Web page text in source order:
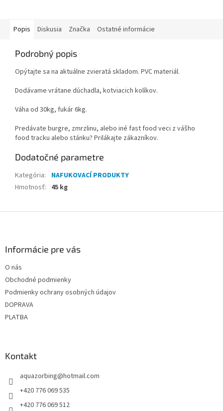
Popis Diskusia Značka Ostatné informácie
Podrobný popis
Opýtajte sa na aktuálne zvieratá skladom. PVC materiál.
Dodávame vrátane dúchadla, kotviacich kolíkov.
Váha od 30kg, fukár 6kg.
Predávate burgre, zmrzlinu, alebo iné fast food veci z vášho
food tracku alebo stánku? Prilákajte zákazníkov.
Dodatočné parametre
Kategória:
NAFUKOVACÍ PRODUKTY
Hmotnosť: 45 kg
Informácie pre vás
O nás
Obchodné podmienky
Podmienky ochrany osobných údajov
DOPRAVA
PLATBA
Kontakt
aquazorbing@hotmail.com
+420 776 069 535
+420 776 069 512